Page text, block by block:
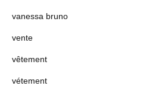
vanessa bruno
vente
vêtement
vétement